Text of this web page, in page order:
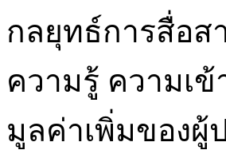
กลยุทธ์การสื่อส
ความรู้ ความเ
มูลค่าเพิ่มของผู้